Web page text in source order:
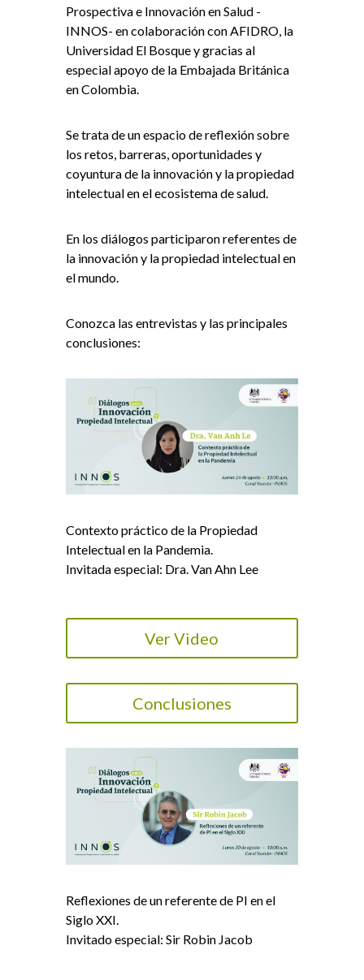
Prospectiva e Innovación en Salud -
INNOS- en colaboración con AFIDRO, la
Universidad El Bosque y gracias al
especial apoyo de la Embajada Británica
en Colombia.
Se trata de un espacio de reflexión sobre
los retos, barreras, oportunidades y
coyuntura de la innovación y la propiedad
intelectual en el ecosistema de salud.
En los diálogos participaron referentes de
la innovación y la propiedad intelectual en
el mundo.
Conozca las entrevistas y las principales
conclusiones:
Contexto práctico de la Propiedad
Intelectual en la Pandemia.
Invitada especial: Dra. Van Ahn Lee
Ver Video
Conclusiones
Reflexiones de un referente de PI en el
Siglo XXI.
Invitado especial: Sir Robin Jacob